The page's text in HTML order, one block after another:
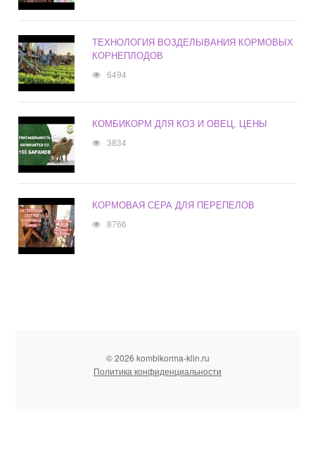
ТЕХНОЛОГИЯ ВОЗДЕЛЫВАНИЯ КОРМОВЫХ
КОРНЕПЛОДОВ
6494
КОМБИКОРМ ДЛЯ КОЗ И ОВЕЦ, ЦЕНЫ
3834
КОРМОВАЯ СЕРА ДЛЯ ПЕРЕПЕЛОВ
8766
© 2026 kombikorma-klin.ru
Политика конфиденциальности